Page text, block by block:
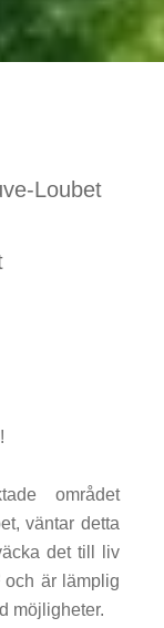
Loubet
området
väntar detta
det till liv
och är lämplig
möjligheter.